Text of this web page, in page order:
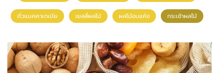
ถั่วแมคคาเดเมีย เยลลี่ผลไม้ ผลไม้อบแห้ง กระเช้าผลไม้